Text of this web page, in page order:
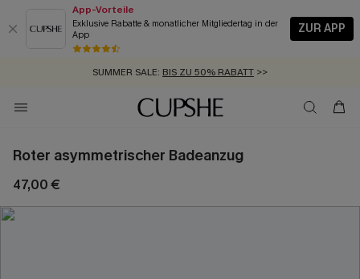
App-Vorteile
Exklusive Rabatte & monatlicher Mitgliedertag in der
App
ZUR APP
GRATIS MASSBAND MIT JEDEM SCHNELLVERSAND-ARTIKEL >>
SUMMER SALE: BIS ZU 50% RABATT >>
ZUM NEWSLETTER:BIS ZU -20% EXTRA ERHALTEN
KOSTENLOSER VERSAND AB 89 €
Roter asymmetrischer Badeanzug
47,00 €